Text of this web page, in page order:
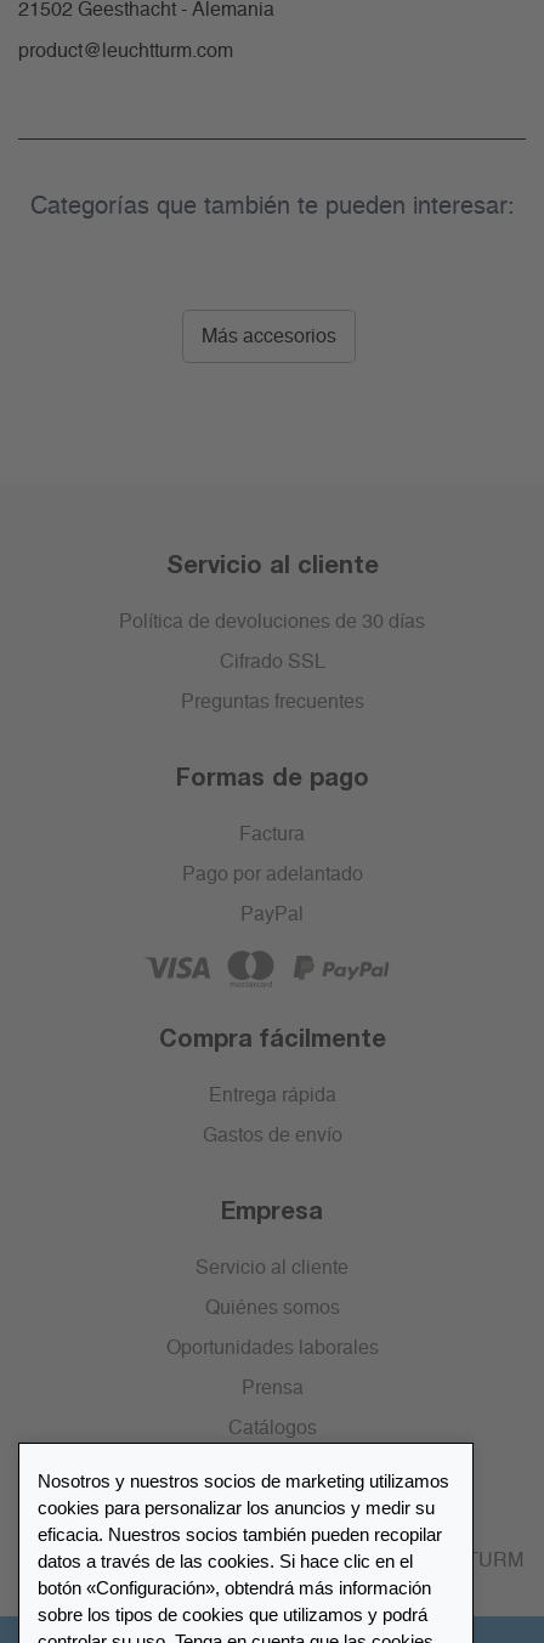
21502 Geesthacht - Alemania
product@leuchtturm.com
Categorías que también te pueden interesar:
Más accesorios
Servicio al cliente
Política de devoluciones de 30 días
Cifrado SSL
Preguntas frecuentes
Formas de pago
Factura
Pago por adelantado
PayPal
Compra fácilmente
Entrega rápida
Gastos de envío
Empresa
Servicio al cliente
Quiénes somos
Oportunidades laborales
Prensa
Catálogos
Lista de distribuidores
Encuentre su distribuidor más cercano LEUCHTTURM
Nosotros y nuestros socios de marketing utilizamos
cookies para personalizar los anuncios y medir su
eficacia. Nuestros socios también pueden recopilar
datos a través de las cookies. Si hace clic en el
botón «Configuración», obtendrá más información
sobre los tipos de cookies que utilizamos y podrá